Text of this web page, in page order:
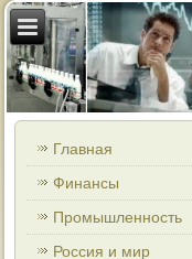
Главная
Финансы
Промышленность
Россия и мир